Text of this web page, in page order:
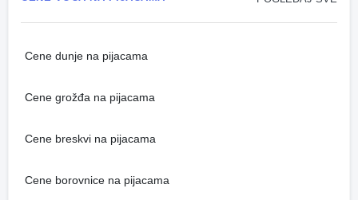
Cene dunje na pijacama
Cene grožđa na pijacama
Cene breskvi na pijacama
Cene borovnice na pijacama